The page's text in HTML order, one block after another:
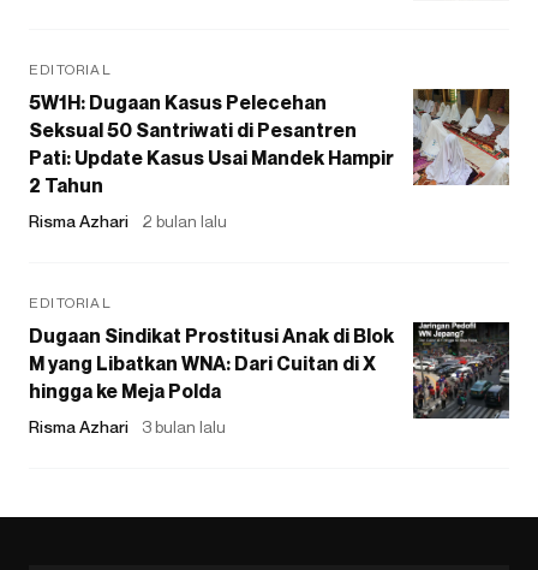
EDITORIAL
5W1H: Dugaan Kasus Pelecehan
Seksual 50 Santriwati di Pesantren
Pati: Update Kasus Usai Mandek Hampir
2 Tahun
Risma Azhari 2 bulan lalu
EDITORIAL
Dugaan Sindikat Prostitusi Anak di Blok
M yang Libatkan WNA: Dari Cuitan di X
hingga ke Meja Polda
Risma Azhari 3 bulan lalu